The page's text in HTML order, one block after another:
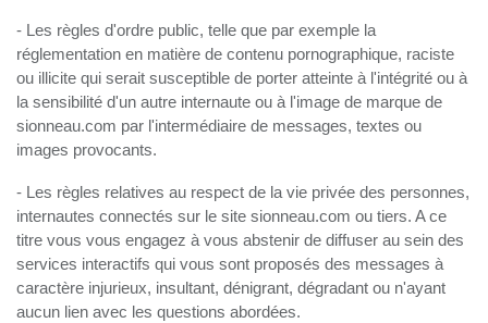
- Les règles d'ordre public, telle que par exemple la
réglementation en matière de contenu pornographique, raciste
ou illicite qui serait susceptible de porter atteinte à l'intégrité ou à
la sensibilité d'un autre internaute ou à l'image de marque de
sionneau.com par l'intermédiaire de messages, textes ou
images provocants.
- Les règles relatives au respect de la vie privée des personnes,
internautes connectés sur le site sionneau.com ou tiers. A ce
titre vous vous engagez à vous abstenir de diffuser au sein des
services interactifs qui vous sont proposés des messages à
caractère injurieux, insultant, dénigrant, dégradant ou n'ayant
aucun lien avec les questions abordées.